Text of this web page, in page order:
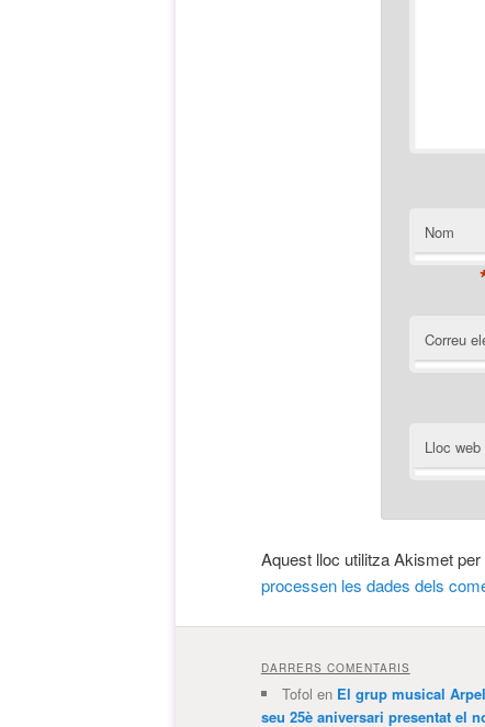
Nom
Correu
Lloc web
Aquest lloc utilitza Akismet
processen les dades dels
DARRERS COMENTARIS
Tofol en El grup musical
seu 25è aniversari presentat el